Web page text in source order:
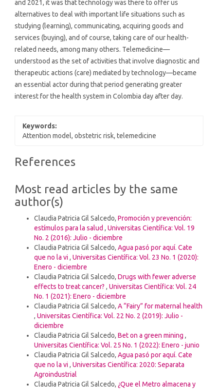
and 2021, it was that technology was there to offer us
alternatives to deal with important life situations such as
studying (learning), communicating, acquiring goods and
services (buying), and of course, taking care of our health-
related needs, among many others. Telemedicine—
understood as the set of activities that involve diagnostic and
therapeutic actions (care) mediated by technology—became
an essential actor during that period generating greater
interest for the health system in Colombia day after day.
Keywords:
Attention model, obstetric risk, telemedicine
Article
References
Most read articles by the same
author(s)
Claudia Patricia Gil Salcedo, Promoción y prevención:
estímulos para la salud , Universitas Científica: Vol. 19
No. 2 (2016): Julio - diciembre
Claudia Patricia Gil Salcedo, Agua pasó por aquí. Cate
que no la vi , Universitas Científica: Vol. 23 No. 1 (2020):
Enero - diciembre
Claudia Patricia Gil Salcedo, Drugs with fewer adverse
effects to treat cancer? , Universitas Científica: Vol. 24
No. 1 (2021): Enero - diciembre
Claudia Patricia Gil Salcedo, A “Fairy” for maternal health
, Universitas Científica: Vol. 22 No. 2 (2019): Julio -
diciembre
Claudia Patricia Gil Salcedo, Bet on a green mining ,
Universitas Científica: Vol. 25 No. 1 (2022): Enero - junio
Claudia Patricia Gil Salcedo, Agua pasó por aquí. Cate
que no la vi , Universitas Científica: 2020: Separata
Agroindustrial
Claudia Patricia Gil Salcedo, ¿Que el Metro almacena y